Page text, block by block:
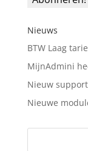
Nieuws
BTW Laag
MijnAdmini
Nieuw
Nieuwe